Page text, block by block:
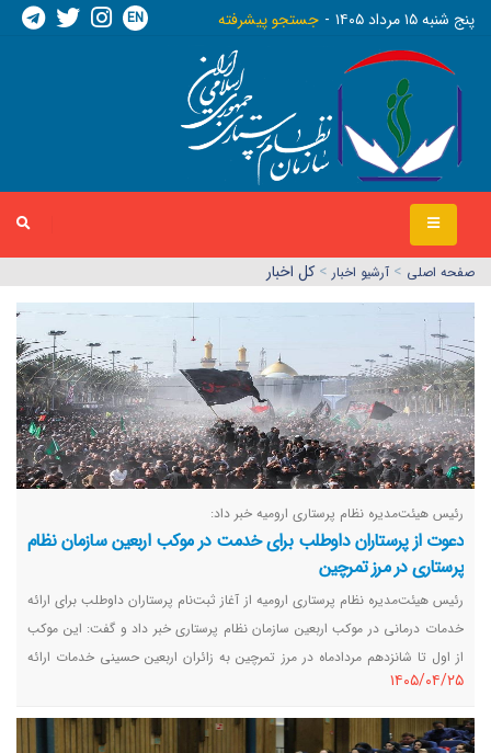
پنج شنبه ١٥ مرداد ١٤٠٥ جستجو پیشرفته EN
صفحه اصلي > آرشیو اخبار > کل اخبار
رئیس هیئت‌مدیره نظام پرستاری ارومیه خبر داد:
دعوت از پرستاران داوطلب برای خدمت در موکب اربعین سازمان نظام
پرستاری در مرز تمرچین
رئیس هیئت‌مدیره نظام پرستاری ارومیه از آغاز ثبت‌نام پرستاران داوطلب برای ارائه
خدمات درمانی در موکب اربعین سازمان نظام پرستاری خبر داد و گفت: این موکب
از اول تا شانزدهم مردادماه در مرز تمرچین به زائران اربعین حسینی خدمات ارائه
می‌کند.
١٤٠٥/٠٤/٢٥